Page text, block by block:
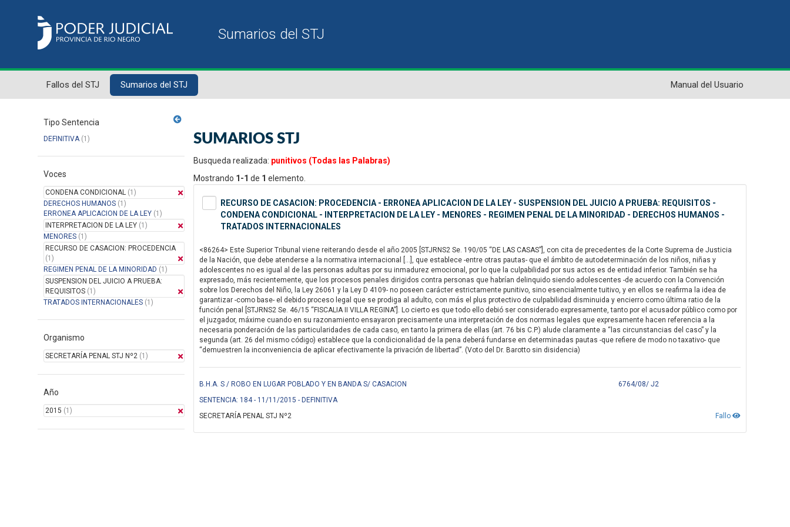
Fallos del STJ Sumarios del STJ Manual del Usuario
Tipo Sentencia
DEFINITIVA(1)
Voces
CONDENA CONDICIONAL (1)
DERECHOS HUMANOS (1)
ERRONEA APLICACION DE LA LEY (1)
INTERPRETACION DE LA LEY (1)
MENORES (1)
RECURSO DE CASACION: PROCEDENCIA
(1)
REGIMEN PENAL DE LA MINORIDAD (1)
SUSPENSION DEL JUICIO A PRUEBA:
REQUISITOS (1)
TRATADOS INTERNACIONALES (1)
Organismo
SECRETARÍA PENAL STJ Nº2 (1)
Año
2015 (1)
SUMARIOS STJ
Busqueda realizada: punitivos (Todas las Palabras)
Mostrando 1-1 de 1 elemento.
RECURSO DE CASACION: PROCEDENCIA - ERRONEA APLICACION DE LA LEY - SUSPENSION DEL JUICIO A PRUEBA: REQUISITOS -
CONDENA CONDICIONAL - INTERPRETACION DE LA LEY - MENORES - REGIMEN PENAL DE LA MINORIDAD - DERECHOS HUMANOS -
TRATADOS INTERNACIONALES
<86264> Este Superior Tribunal viene reiterando desde el año 2005 [STJRNS2 Se. 190/05 “DE LAS CASAS”], con cita de precedentes de la Corte Suprema de Justicia
de la Nación, que debe atenderse a la normativa internacional […], que establece -entre otras pautas- que el ámbito de autodeterminación de los niños, niñas y
adolescentes no es igual al de las personas adultas por su inmadurez emocional, por lo que la culpabilidad por sus actos es de entidad inferior. También se ha
expresado, más recientemente, que los procesos penales dirigidos contra personas que habrían delinquido siendo adolescentes -de acuerdo con la Convención
sobre los Derechos del Niño, la Ley 26061 y la Ley D 4109- no poseen carácter estrictamente punitivo, sino esencialmente tuitivo, y en ellos se reafirma la idea de
garantizar -como base- el debido proceso legal que se prodiga al adulto, con más el plus protectivo de culpabilidad disminuida y encierro como última ratio de la
función penal [STJRNS2 Se. 46/15 “FISCALIA II VILLA REGINA”]. Lo cierto es que todo ello debió ser considerado expresamente, tanto por el acusador público como por
el juzgador, máxime cuando en su razonamiento ensayaron precisamente una interpretación de dos normas legales que expresamente hacen referencia a la
necesaria ponderación de las particularidades de cada caso, en tanto la primera de ellas (art. 76 bis C.P.) alude claramente a “las circunstancias del caso” y la
segunda (art. 26 del mismo código) establece que la condicionalidad de la pena deberá fundarse en determinadas pautas -que refiere de modo no taxativo- que
“demuestren la inconveniencia de aplicar efectivamente la privación de libertad”. (Voto del Dr. Barotto sin disidencia)
B.H.A. S / ROBO EN LUGAR POBLADO Y EN BANDA S/ CASACION
6764/08/ J2
SENTENCIA: 184 - 11/11/2015 - DEFINITIVA
Fallo
SECRETARÍA PENAL STJ Nº2